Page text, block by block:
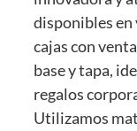
disponibles en
cajas con
base y tapa,
regalos
Utilizamos